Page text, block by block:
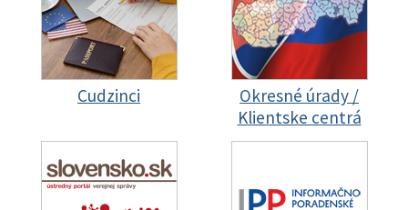
Cudzinci
Okresné úrady /
Klientske centrá